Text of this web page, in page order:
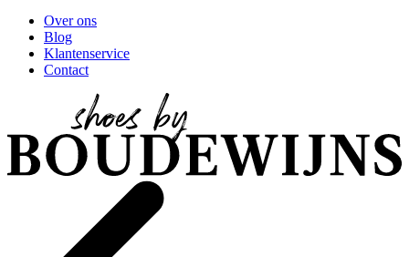
Over ons
Blog
Klantenservice
Contact